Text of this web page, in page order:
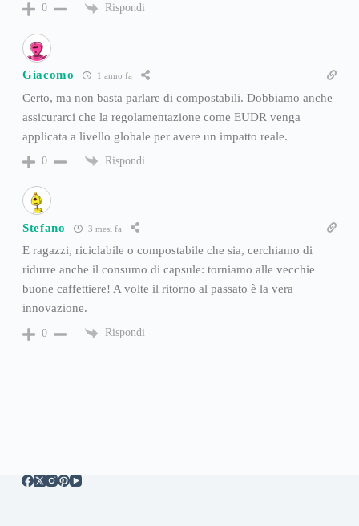
0 Rispondi
Giacomo 1 anno fa
Certo, ma non basta parlare di compostabili. Dobbiamo anche
assicurarci che la regolamentazione come EUDR venga
applicata a livello globale per avere un impatto reale.
0 Rispondi
Stefano 3 mesi fa
E ragazzi, riciclabile o compostabile che sia, cerchiamo di
ridurre anche il consumo di capsule: torniamo alle vecchie
buone caffettiere! A volte il ritorno al passato è la vera
innovazione.
0 Rispondi